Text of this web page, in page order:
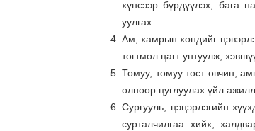
хүнсээр бүрдүүлэх, бага
уулгах
Ам, хамрын хөндийг
тогтмол цагт унтуулж,
Томуу, томуу төст өвчин,
олноор цуглуулах үйл
Сургууль, цэцэрлэгийн
сурталчилгаа хийх,